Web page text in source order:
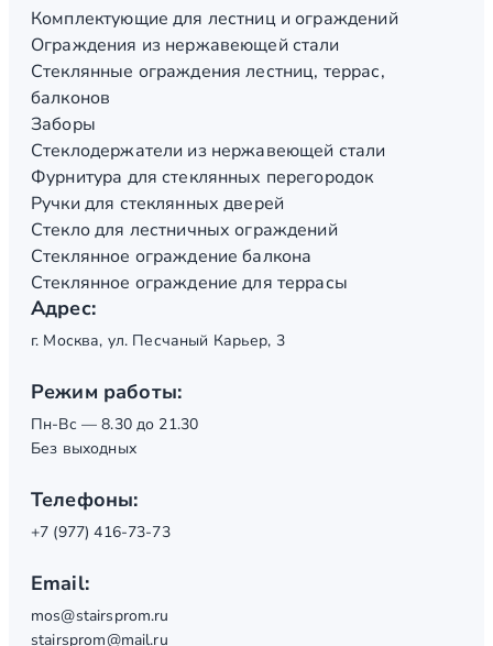
Комплектующие для лестниц и ограждений
Ограждения из нержавеющей стали
Стеклянные ограждения лестниц, террас,
балконов
Заборы
Стеклодержатели из нержавеющей стали
Фурнитура для стеклянных перегородок
Ручки для стеклянных дверей
Стекло для лестничных ограждений
Стеклянное ограждение балкона
Стеклянное ограждение для террасы
Адрес:
г. Москва, ул. Песчаный Карьер, 3
Режим работы:
Пн-Вс — 8.30 до 21.30
Без выходных
Телефоны:
+7 (977) 416-73-73
Email:
mos@stairsprom.ru
stairsprom@mail.ru